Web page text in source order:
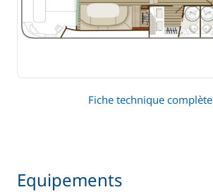
Fiche technique complète
Equipements